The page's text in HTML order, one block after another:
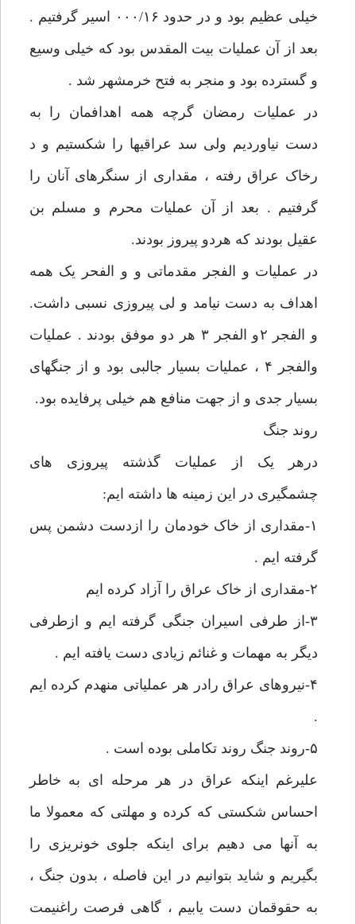
خیلی عظیم بود و در حدود ۰۰۰/۱۶ اسیر گرفتیم .
بعد از آن عملیات بیت المقدس بود که خیلی وسیع
و گسترده بود و منجر به فتح خرمشهر شد .
در عملیات رمضان گرچه همه اهدافمان را به
دست نیاوردیم ولی سد عراقیها را شکستیم و د
رخاک عراق رفته ، مقداری از سنگرهای آنان را
گرفتیم . بعد از آن عملیات محرم و مسلم بن
عقیل بودند که هردو پیروز بودند.
در عملیات و الفجر مقدماتی و و الفحر یک همه
اهداف به دست نیامد و لی پیروزی نسبی داشت.
و الفجر ۲و الفجر ۳ هر دو موفق بودند . عملیات
والفجر ۴ ، عملیات بسیار جالبی بود و از جنگهای
بسیار جدی و از جهت منافع هم خیلی پرفایده بود.
روند جنگ
درهر یک از عملیات گذشته پیروزی های
چشمگیری در این زمینه ها داشته ایم:
۱-مقداری از خاک خودمان را ازدست دشمن پس
گرفته ایم .
۲-مقداری از خاک عراق را آزاد کرده ایم
۳-از طرفی اسیران جنگی گرفته ایم و ازطرفی
دیگر به مهمات و غنائم زیادی دست یافته ایم .
۴-نیروهای عراق رادر هر عملیاتی منهدم کرده ایم
.
۵-روند جنگ روند تکاملی بوده است .
علیرغم اینکه عراق در هر مرحله ای به خاطر
احساس شکستی که کرده و مهلتی که معمولا ما
به آنها می دهیم برای اینکه جلوی خونریزی را
بگیریم و شاید بتوانیم در این فاصله ، بدون جنگ ،
به حقوقمان دست یابیم ، گاهی فرصت راغنیمت